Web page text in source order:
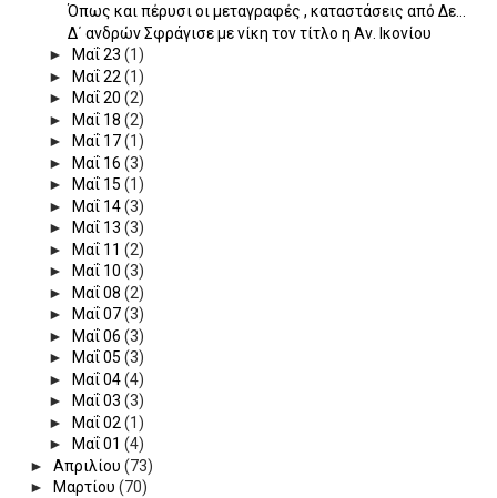
Όπως και πέρυσι οι μεταγραφές , καταστάσεις από Δε...
Δ΄ ανδρών Σφράγισε με νίκη τον τίτλο η Αν. Ικονίου
►
Μαΐ 23 (1)
►
Μαΐ 22 (1)
►
Μαΐ 20 (2)
►
Μαΐ 18 (2)
►
Μαΐ 17(1)
►
Μαΐ 16 (3)
►
Μαΐ 15 (1)
►
Μαΐ 14(3)
►
Μαΐ 13 (3)
►
Μαΐ 11 (2)
►
Μαΐ 10 (3)
►
Μαΐ 08 (2)
►
Μαΐ 07(3)
►
Μαΐ 06 (3)
►
Μαΐ 05 (3)
►
Μαΐ 04(4)
►
Μαΐ 03 (3)
►
Μαΐ 02 (1)
►
Μαΐ 01 (4)
► Απριλίου (73)
►
Μαρτίου (70)